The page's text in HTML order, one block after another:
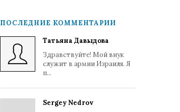
ПОСЛЕДНИЕ КОММЕНТАРИИ
Татьяна Давыдова
Здравствуйте! Мой внук
служит в армии Израиля. Я
п...
Sergey Nedrov